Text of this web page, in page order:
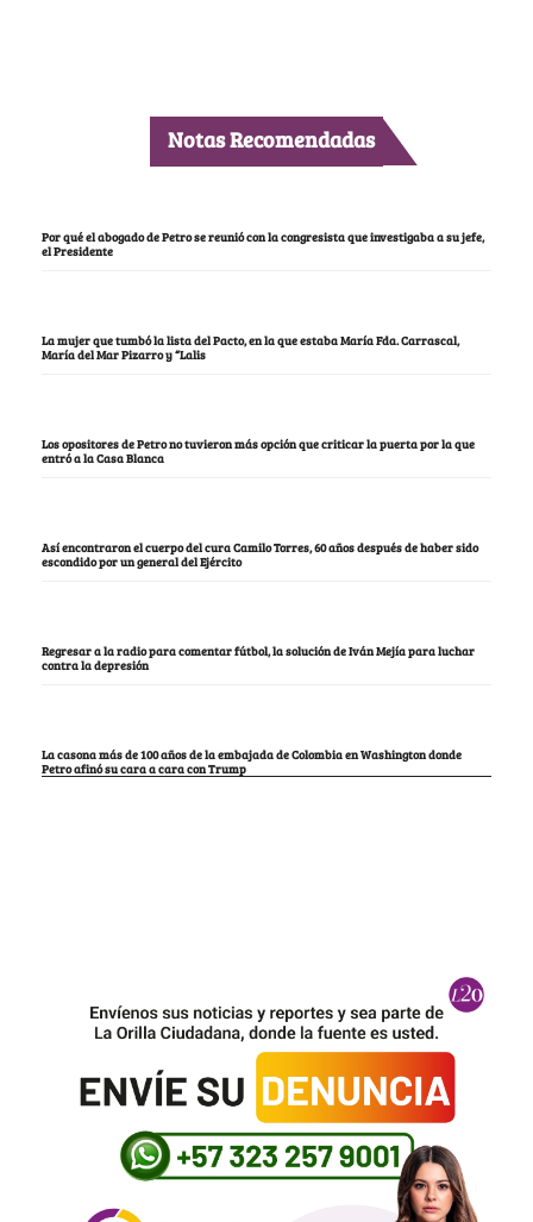
Notas Recomendadas
Por qué el abogado de Petro se reunió con la congresista que investigaba a su jefe,
el Presidente
La mujer que tumbó la lista del Pacto, en la que estaba María Fda. Carrascal,
María del Mar Pizarro y “Lalis
Los opositores de Petro no tuvieron más opción que criticar la puerta por la que
entró a la Casa Blanca
Así encontraron el cuerpo del cura Camilo Torres, 60 años después de haber sido
escondido por un general del Ejército
Regresar a la radio para comentar fútbol, la solución de Iván Mejía para luchar
contra la depresión
La casona más de 100 años de la embajada de Colombia en Washington donde
Petro afinó su cara a cara con Trump